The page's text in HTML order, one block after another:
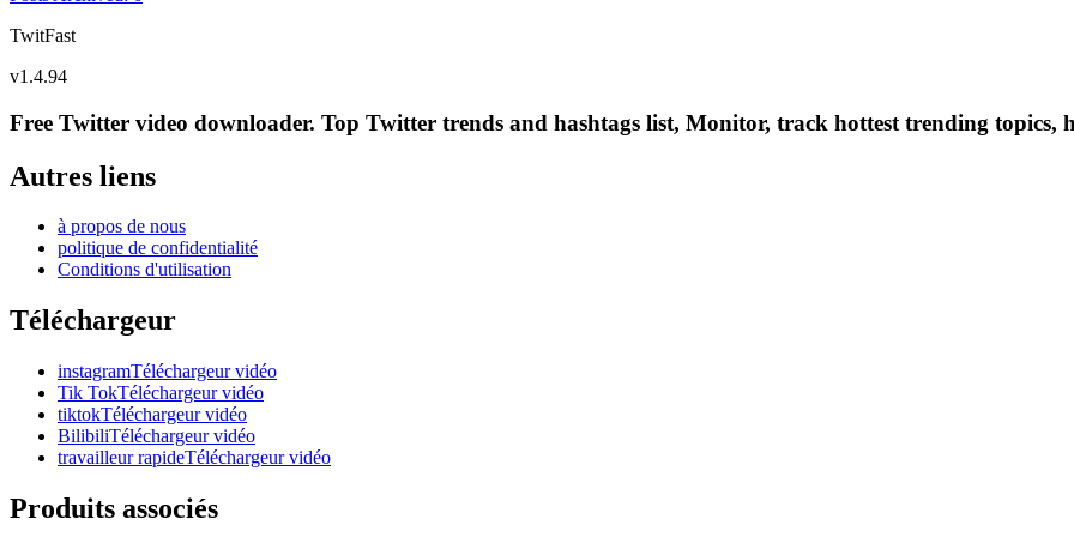
TwitFast
v1.4.94
Free Twitter video downloader. Top Twitter trends and hashtags list, Monitor, track hottest trending topics,
Autres liens
à propos de nous
politique de confidentialité
Conditions d'utilisation
Téléchargeur
instagramTéléchargeur vidéo
Tik TokTéléchargeur vidéo
tiktokTéléchargeur vidéo
BilibiliTéléchargeur vidéo
travailleur rapideTéléchargeur vidéo
Produits associés